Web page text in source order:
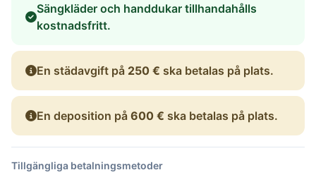
Sängkläder och handdukar tillhandahålls
kostnadsfritt.
En städavgift på 250 € ska betalas på plats.
En deposition på 600 € ska betalas på plats.
Tillgängliga betalningsmetoder